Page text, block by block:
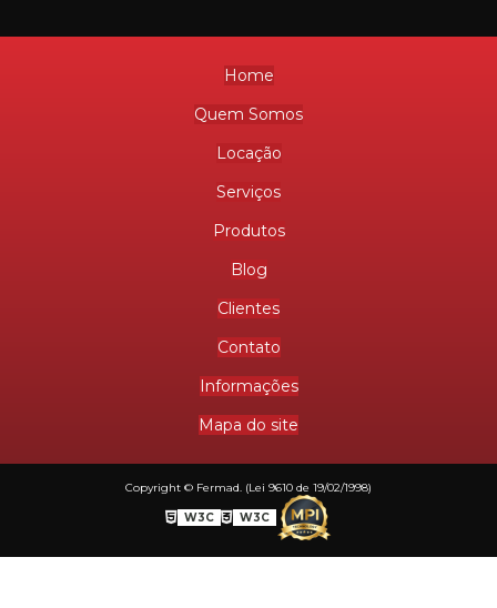
Home
Quem Somos
Locação
Serviços
Produtos
Blog
Clientes
Contato
Informações
Mapa do site
Copyright © Fermad. (Lei 9610 de 19/02/1998)
W3C W3C